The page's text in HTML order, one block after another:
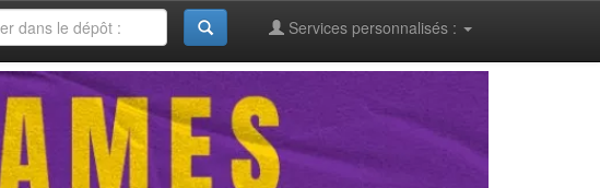
Services personnalisés :